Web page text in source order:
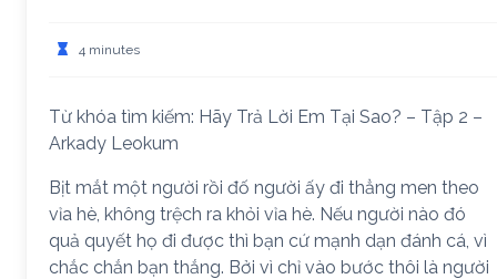
4 minutes
Từ khóa tìm kiếm: Hãy Trả Lời Em Tại Sao? – Tập 2 –
Arkady Leokum
Bịt mắt một người rồi đố người ấy đi thẳng men theo
vỉa hè, không trệch ra khỏi vỉa hè. Nếu người nào đó
quả quyết họ đi được thì bạn cứ mạnh dạn đánh cá, vì
chắc chắn bạn thắng. Bởi vì chỉ vào bước thôi là người